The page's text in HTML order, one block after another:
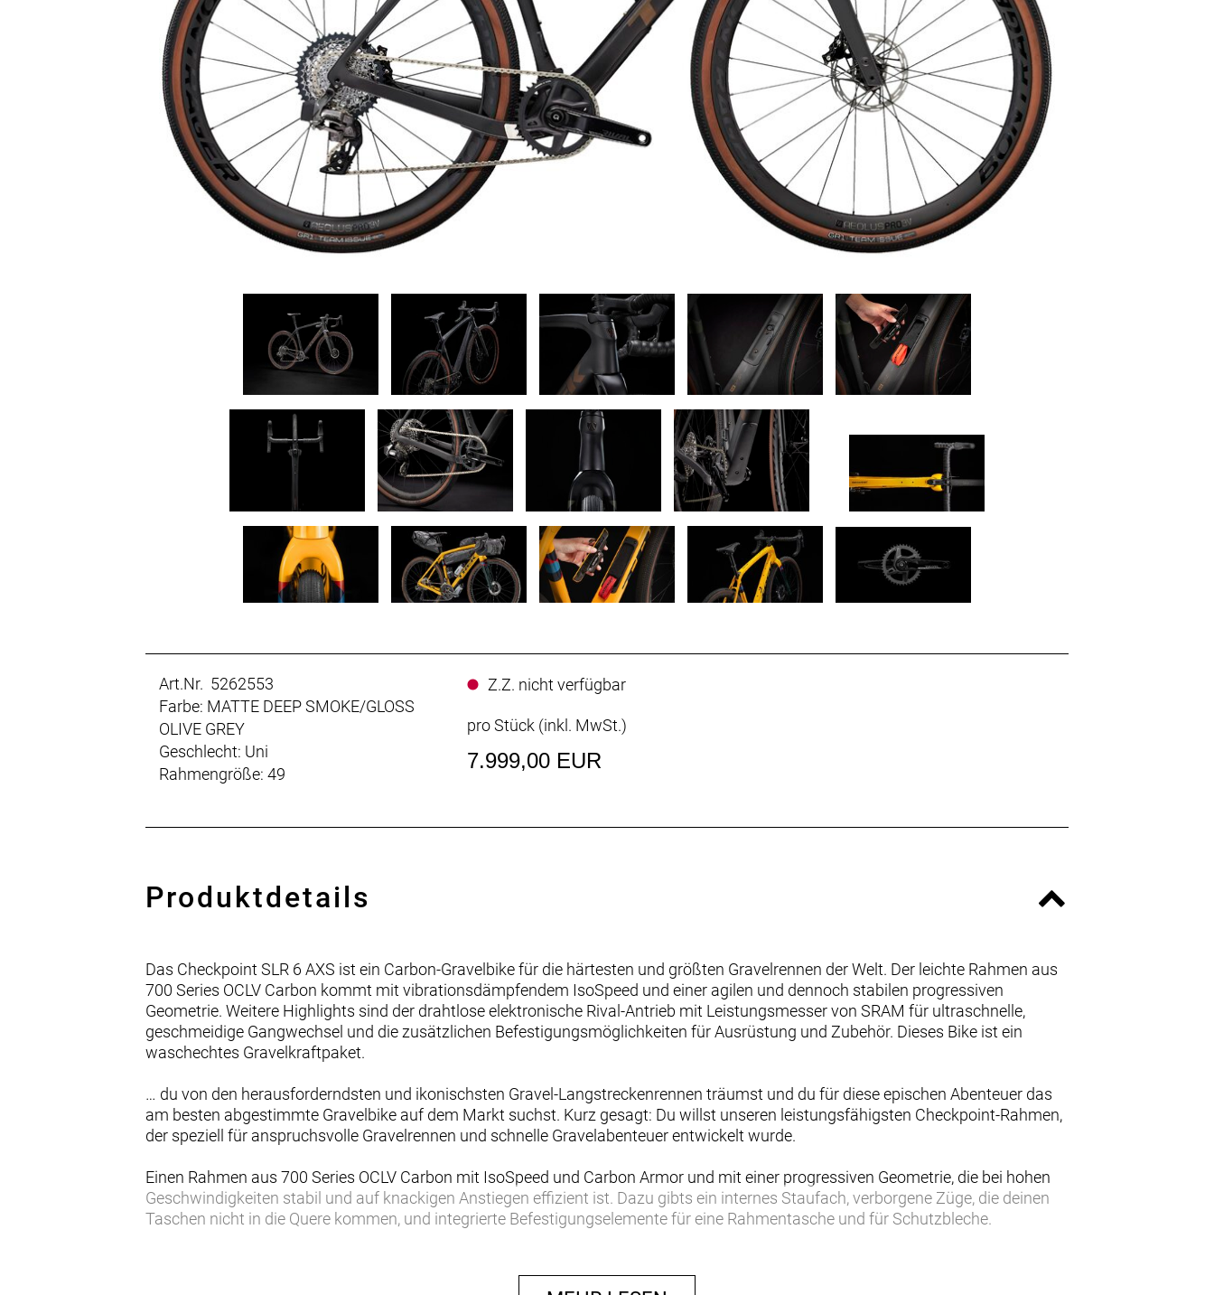
Art.Nr. 5262553
Farbe: MATTE DEEP SMOKE/GLOSS
OLIVE GREY
Geschlecht: Uni
Rahmengröße: 49
Z.Z. nicht verfügbar
pro Stück (inkl. MwSt.)
7.999,00 EUR
Produktdetails
Das Checkpoint SLR 6 AXS ist ein Carbon-Gravelbike für die härtesten und größten Gravelrennen der Welt. Der leichte Rahmen aus
700 Series OCLV Carbon kommt mit vibrationsdämpfendem IsoSpeed und einer agilen und dennoch stabilen progressiven
Geometrie. Weitere Highlights sind der drahtlose elektronische Rival-Antrieb mit Leistungsmesser von SRAM für ultraschnelle,
geschmeidige Gangwechsel und die zusätzlichen Befestigungsmöglichkeiten für Ausrüstung und Zubehör. Dieses Bike ist ein
waschechtes Gravelkraftpaket.
… du von den herausforderndsten und ikonischsten Gravel-Langstreckenrennen träumst und du für diese epischen Abenteuer das
am besten abgestimmte Gravelbike auf dem Markt suchst. Kurz gesagt: Du willst unseren leistungsfähigsten Checkpoint-Rahmen,
der speziell für anspruchsvolle Gravelrennen und schnelle Gravelabenteuer entwickelt wurde.
Einen Rahmen aus 700 Series OCLV Carbon mit IsoSpeed und Carbon Armor und mit einer progressiven Geometrie, die bei hohen
Geschwindigkeiten stabil und auf knackigen Anstiegen effizient ist. Dazu gibts ein internes Staufach, verborgene Züge, die deinen
Taschen nicht in die Quere kommen, und integrierte Befestigungselemente für eine Rahmentasche und für Schutzbleche.